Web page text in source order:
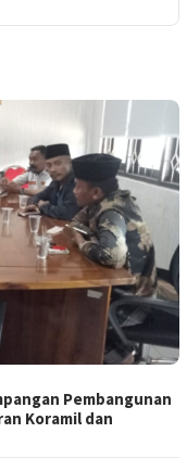
Pembangunan
Koramil dan